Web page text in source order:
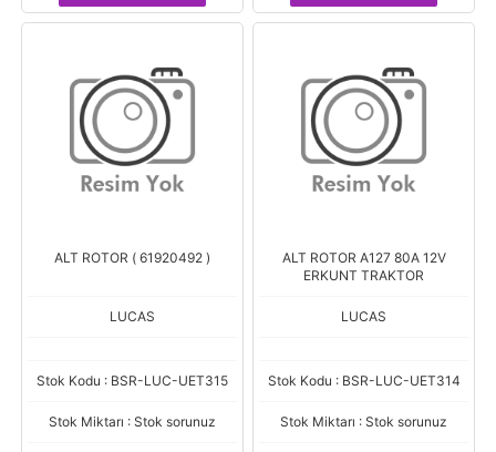
ALT ROTOR ( 61920492 )
LUCAS
Stok Kodu : BSR-LUC-UET315
Stok Miktarı : Stok sorunuz
ALT ROTOR A127 80A 12V
ERKUNT TRAKTOR
LUCAS
Stok Kodu : BSR-LUC-UET314
Stok Miktarı : Stok sorunuz